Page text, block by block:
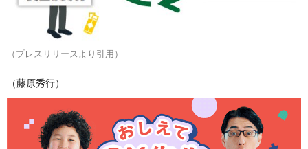
（プレスリリースより引用）
（藤原秀行）